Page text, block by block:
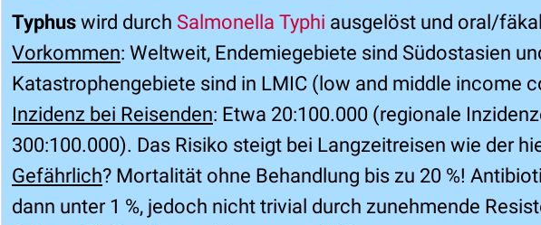
Typhus wird durch Salmonella Typhi ausgelöst und oral/
Vorkommen: Weltweit, Endemiegebiete sind Südostasien
Katastrophengebiete sind in LMIC (low and middle income
Inzidenz bei Reisenden: Etwa 20:100.000 (regionale
300:100.000). Das Risiko steigt bei Langzeitreisen wie der
Gefährlich? Mortalität ohne Behandlung bis zu 20 %!
dann unter 1 %, jedoch nicht trivial durch zunehmende